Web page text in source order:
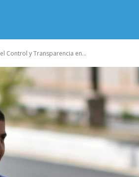
Control y Transparencia en...